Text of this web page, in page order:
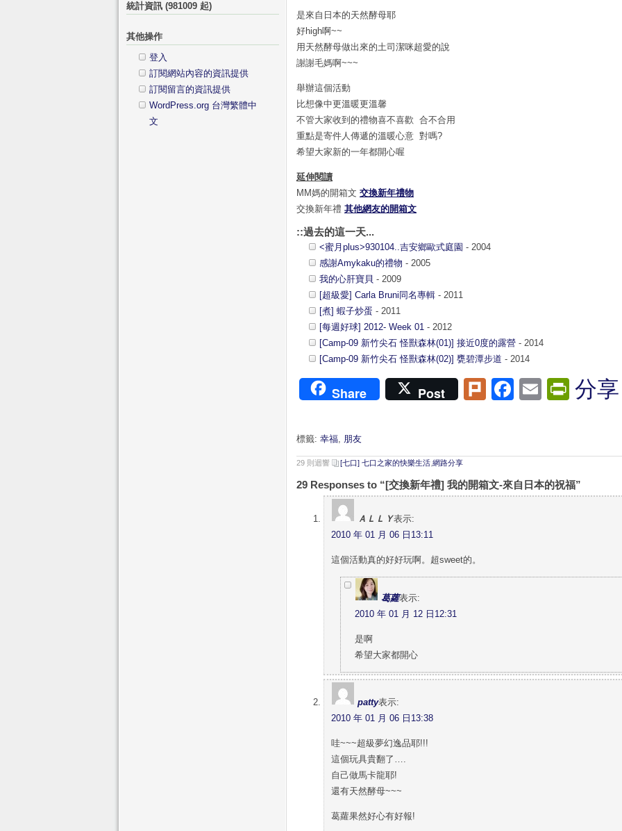
是來自日本的天然酵母耶
好high啊~~
用天然酵母做出來的土司潔咪超愛的說
謝謝毛媽啊~~~
舉辦這個活動
比想像中更溫暖更溫馨
不管大家收到的禮物喜不喜歡 合不合用
重點是寄件人傳遞的溫暖心意 對嗎?
希望大家新的一年都開心喔
延伸閱讀
MM媽的開箱文 交換新年禮物
交換新年禮 其他網友的開箱文
::過去的這一天...
<蜜月plus>930104..吉安鄉歐式庭園 - 2004
感謝Amykaku的禮物 - 2005
我的心肝寶貝 - 2009
[超級愛] Carla Bruni同名專輯 - 2011
[煮] 蝦子炒蛋 - 2011
[每週好球] 2012- Week 01 - 2012
[Camp-09 新竹尖石 怪獸森林(01)] 接近0度的露營 - 2014
[Camp-09 新竹尖石 怪獸森林(02)] 甕碧潭步道 - 2014
Share Post PlurkFacebook
Email分享
標籤: 幸福, 朋友
29 則迴響 [七口] 七口之家的快樂生活 網路分享
29 Responses to “[交換新年禮] 我的開箱文-來自日本的祝福”
ＡＬＬＹ表示:
2010 年 01 月 06 日13:11
這個活動真的好好玩啊。超sweet的。
葛蘿表示:
2010 年 01 月 12 日12:31
是啊
希望大家都開心
patty表示:
2010 年 01 月 06 日13:38
哇~~~超級夢幻逸品耶!!!
這個玩具貴翻了….
自己做馬卡龍耶!
還有天然酵母~~~
葛蘿果然好心有好報!
統計資訊 (981009 起)
其他操作
登入
訂閱網站內容的資訊提供
訂閱留言的資訊提供
WordPress.org 台灣繁體中
文